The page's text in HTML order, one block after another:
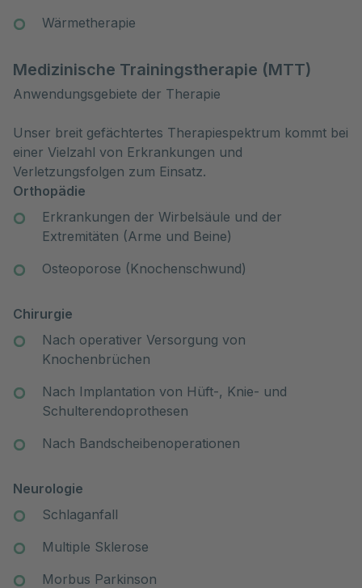
Wärmetherapie
Medizinische Trainingstherapie (MTT)
Anwendungsgebiete der Therapie
Unser breit gefächtertes Therapiespektrum kommt bei
einer Vielzahl von Erkrankungen und
Verletzungsfolgen zum Einsatz.
Orthopädie
Erkrankungen der Wirbelsäule und der
Extremitäten (Arme und Beine)
Osteoporose (Knochenschwund)
Chirurgie
Nach operativer Versorgung von
Knochenbrüchen
Nach Implantation von Hüft-, Knie- und
Schulterendoprothesen
Nach Bandscheibenoperationen
Neurologie
Schlaganfall
Multiple Sklerose
Morbus Parkinson